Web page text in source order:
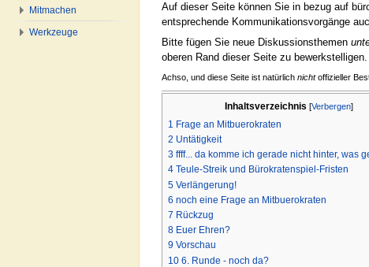
Auf dieser Seite können Sie in bezug auf
entsprechende Kommunikationsvorgänge
Bitte fügen Sie neue Diskussionsthemen
oberen Rand dieser Seite zu bewerkstelligen.
Achso, und diese Seite ist natürlich nichtoffizieller
Inhaltsverzeichnis [Verbergen]
1 Frage an Mitbuerokraten
2 Untätigkeit
3 ffff... da komme ich gerade nicht hinter, was
4 Teule-Streik und Bürokratenspiel-Fristen
5 Verlängerung!
6 noch eine Frage an Mitbuerokraten
7 Rückzug
8 Euer Ehren?
9 Vorschau
10 6. Runde - noch da?
Mitmachen
Werkzeuge